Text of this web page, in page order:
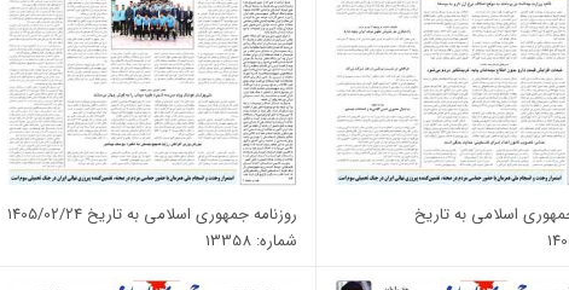
روزنامه جمهوری اسلامی به تاریخ 1405/02/24
شماره: 13358
اسلامی به تاریخ